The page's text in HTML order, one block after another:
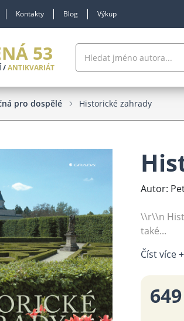
Kontakty Blog Výkup
53
/ANTIKVARIÁT
pro dospělé Historické zahrady
Autor:
\\r\\n
také...
Číst více +